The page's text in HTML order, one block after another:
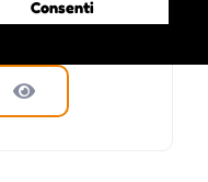
Consenti